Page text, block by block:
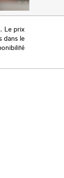
Le prix
dans le